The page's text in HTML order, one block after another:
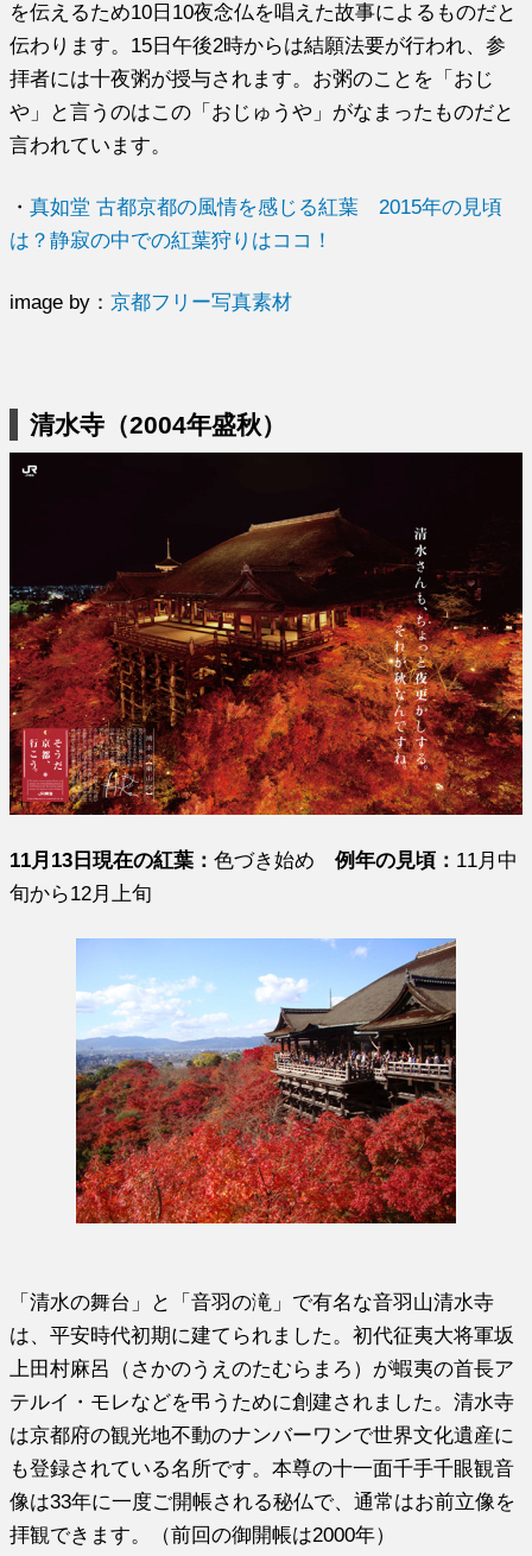
を伝えるため10日10夜念仏を唱えた故事によるものだと
伝わります。15日午後2時からは結願法要が行われ、参
拝者には十夜粥が授与されます。お粥のことを「おじ
や」と言うのはこの「おじゅうや」がなまったものだと
言われています。
・真如堂 古都京都の風情を感じる紅葉 2015年の見頃
は？静寂の中での紅葉狩りはココ！
image by：京都フリー写真素材
清水寺（2004年盛秋）
11月13日現在の紅葉：色づき始め例年の見頃： 11月中
旬から12月上旬
「清水の舞台」と「音羽の滝」で有名な音羽山清水寺
は、平安時代初期に建てられました。初代征夷大将軍坂
上田村麻呂（さかのうえのたむらまろ）が蝦夷の首長ア
テルイ・モレなどを弔うために創建されました。清水寺
は京都府の観光地不動のナンバーワンで世界文化遺産に
も登録されている名所です。本尊の十一面千手千眼観音
像は33年に一度ご開帳される秘仏で、通常はお前立像を
拝観できます。（前回の御開帳は2000年）